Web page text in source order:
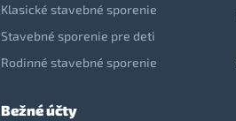
Klasické stavebné sporenie
Stavebné sporenie pre deti
Rodinné stavebné sporenie
Bežné účty